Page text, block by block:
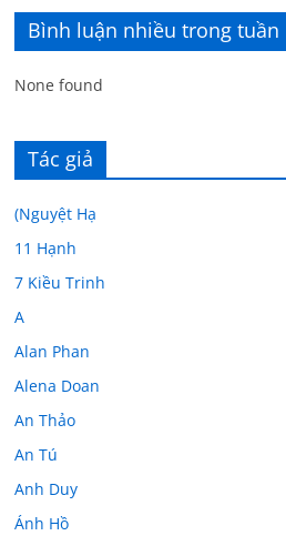
Bình luận nhiều trong tuần
None found
Tác giả
(Nguyệt Hạ
11 Hạnh
7 Kiều Trinh
A
Alan Phan
Alena Doan
An Thảo
An Tú
Anh Duy
Ánh Hồ